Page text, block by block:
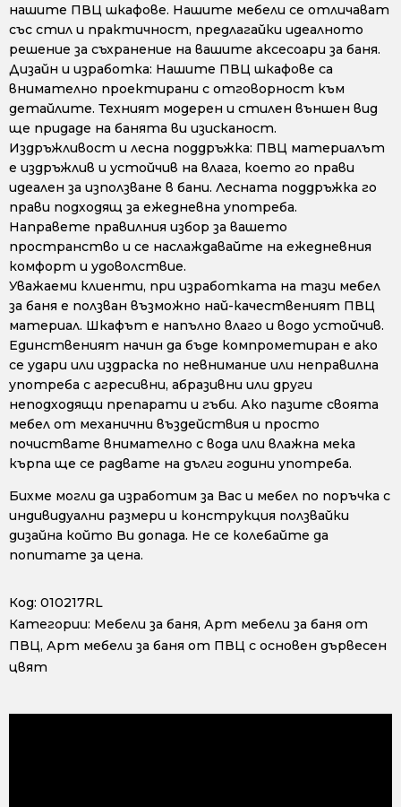
нашите ПВЦ шкафове. Нашите мебели се отличават
със стил и практичност, предлагайки идеалното
решение за съхранение на вашите аксесоари за баня.
Дизайн и изработка: Нашите ПВЦ шкафове са
внимателно проектирани с отговорност към
детайлите. Техният модерен и стилен външен вид
ще придаде на банята ви изисканост.
Издръжливост и лесна поддръжка: ПВЦ материалът
е издръжлив и устойчив на влага, което го прави
идеален за използване в бани. Лесната поддръжка го
прави подходящ за ежедневна употреба.
Направете правилния избор за вашето
пространство и се наслаждавайте на ежедневния
комфорт и удоволствие.
Уважаеми клиенти, при изработката на тази мебел
за баня е ползван възможно най-качественият ПВЦ
материал. Шкафът е напълно влаго и водо устойчив.
Единственият начин да бъде компрометиран е ако
се удари или издраска по невнимание или неправилна
употреба с агресивни, абразивни или други
неподходящи препарати и гъби. Ако пазите своята
мебел от механични въздействия и просто
почиствате внимателно с вода или влажна мека
кърпа ще се радвате на дълги години употреба.
Бихме могли да изработим за Вас и мебел по поръчка с
индивидуални размери и конструкция ползвайки
дизайна който Ви допада. Не се колебайте да
попитате за цена.
Код: 010217RL
Категории: Мебели за баня, Арт мебели за баня от
ПВЦ, Арт мебели за баня от ПВЦ с основен дървесен
цвят